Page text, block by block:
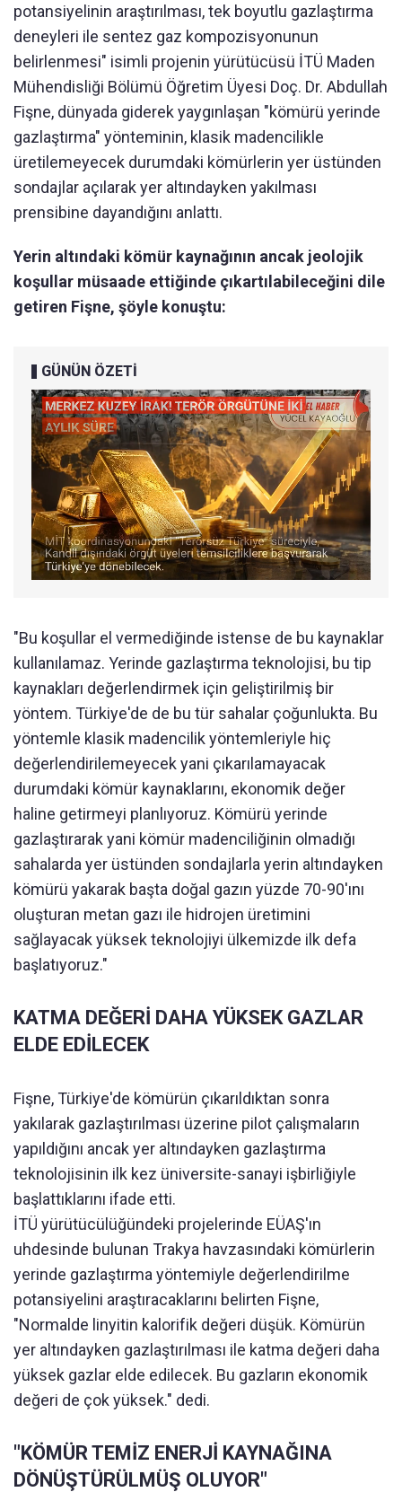
potansiyelinin araştırılması, tek boyutlu gazlaştırma
deneyleri ile sentez gaz kompozisyonunun
belirlenmesi" isimli projenin yürütücüsü İTÜ Maden
Mühendisliği Bölümü Öğretim Üyesi Doç. Dr. Abdullah
Fişne, dünyada giderek yaygınlaşan "kömürü yerinde
gazlaştırma" yönteminin, klasik madencilikle
üretilemeyecek durumdaki kömürlerin yer üstünden
sondajlar açılarak yer altındayken yakılması
prensibine dayandığını anlattı.
Yerin altındaki kömür kaynağının ancak jeolojik
koşullar müsaade ettiğinde çıkartılabileceğini dile
getiren Fişne, şöyle konuştu:
GÜNÜN ÖZETİ
"Bu koşullar el vermediğinde istense de bu kaynaklar
kullanılamaz. Yerinde gazlaştırma teknolojisi, bu tip
kaynakları değerlendirmek için geliştirilmiş bir
yöntem. Türkiye'de de bu tür sahalar çoğunlukta. Bu
yöntemle klasik madencilik yöntemleriyle hiç
değerlendirilemeyecek yani çıkarılamayacak
durumdaki kömür kaynaklarını, ekonomik değer
haline getirmeyi planlıyoruz. Kömürü yerinde
gazlaştırarak yani kömür madenciliğinin olmadığı
sahalarda yer üstünden sondajlarla yerin altındayken
kömürü yakarak başta doğal gazın yüzde 70-90'ını
oluşturan metan gazı ile hidrojen üretimini
sağlayacak yüksek teknolojiyi ülkemizde ilk defa
başlatıyoruz."
KATMA DEĞERİ DAHA YÜKSEK GAZLAR
ELDE EDİLECEK
Fişne, Türkiye'de kömürün çıkarıldıktan sonra
yakılarak gazlaştırılması üzerine pilot çalışmaların
yapıldığını ancak yer altındayken gazlaştırma
teknolojisinin ilk kez üniversite-sanayi işbirliğiyle
başlattıklarını ifade etti.
İTÜ yürütücülüğündeki projelerinde EÜAŞ'ın
uhdesinde bulunan Trakya havzasındaki kömürlerin
yerinde gazlaştırma yöntemiyle değerlendirilme
potansiyelini araştıracaklarını belirten Fişne,
"Normalde linyitin kalorifik değeri düşük. Kömürün
yer altındayken gazlaştırılması ile katma değeri daha
yüksek gazlar elde edilecek. Bu gazların ekonomik
değeri de çok yüksek." dedi.
"KÖMÜR TEMİZ ENERJİ KAYNAĞINA
DÖNÜŞTÜRÜLMÜŞ OLUYOR"